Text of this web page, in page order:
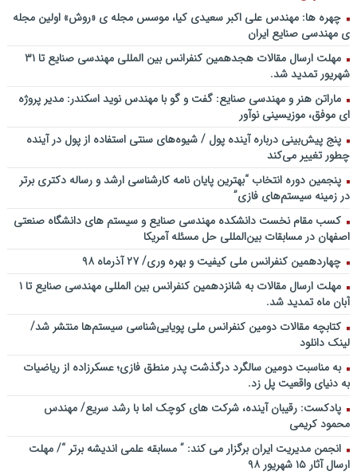
فضا + ساخت کارخانه روی ماه و مریخ
پادکست/ سخنان دکتر سعید رمضانی در خصوص مدیریت دارایی های
فیزیکی
چطور در سازمان ها آینده پژوهی کنیم؟ از کجا شروع کنیم؟ برنامه چه باید
باشد؟! / دانلود فایل صوتی دکتر تقوی
فایل صوتی گفت و گوی رامبد جوان و دکتر مصطفی تقوی در خصوص
آینده پژوهی – برنامه خندوانه
سخنرانی دکتر دیواندری در خصوص آینده صنعت بانکداری / کنفرانس
سخنرانی دکتر علیرضا فیض بخش با عنوان آینده پژوهی نظام بانکداری / ۹
بهمن ماه ۹۲
چهره ها: مهندس علی اکبر سعیدی کیا، موسس مجله ی «روش» اولین مجله
ی مهندسی صنایع ایران
مهلت ارسال مقالات هجدهمین کنفرانس بین المللی مهندسی صنایع تا ۳۱
شهریور تمدید شد.
ماراتن هنر و مهندسی صنایع: گفت و گو با مهندس نوید اسکندر: مدیر پروژه
ای موفق، موزیسینی نوآور
پنج پیش‌بینی درباره آینده پول / شیوه‌های سنتی استفاده از پول در آینده
چطور تغییر می‌کند
پنجمین دورۀ انتخاب “بهترین پایان ­نامه کارشناسی­ ارشد و رساله دکتری برتر
در زمینه سیستم‌های فازی”
کسب مقام نخست دانشکده مهندسی صنایع و سیستم های دانشگاه صنعتی
اصفهان در مسابقات بین‌المللی حل مسئله آمریکا
چهاردهمین کنفرانس ملی کیفیت و بهره وری/ ۲۷ آذرماه ۹۸
مهلت ارسال مقالات به شانزدهمین کنفرانس بین المللی مهندسی صنایع تا ۱
آبان ماه تمدید شد.
کتابچه مقالات دومین کنفرانس ملی پویایی‌شناسی سیستم‌ها منتشر شد/
لینک دانلود
به مناسبت دومین سالگرد درگذشت پدر منطق فازی؛ عسکرزاده از ریاضیات
به دنیای واقعیت پل زد.
پادکست: رقیبان آینده، شرکت های کوچک اما با رشد سریع/ مهندس
محمود کریمی
انجمن مدیریت ایران برگزار می کند: ” مسابقه علمی اندیشه برتر “/ مهلت
ارسال آثار ۱۵ شهریور ۹۸